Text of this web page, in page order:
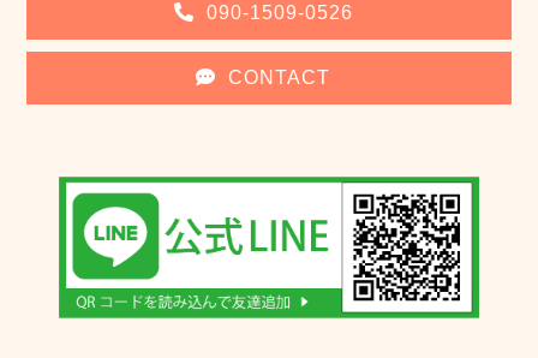
090-1509-0526
CONTACT